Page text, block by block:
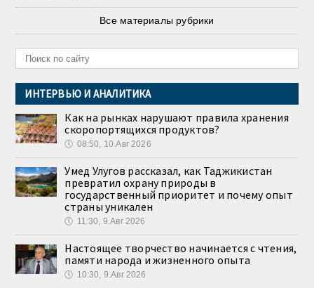
Все материалы рубрики
ИНТЕРВЬЮ И АНАЛИТИКА
Как на рынках нарушают правила хранения
скоропортящихся продуктов?
🕔 08:50, 10.Авг 2026
Умед Улугов рассказал, как Таджикистан
превратил охрану природы в
государственный приоритет и почему опыт
страны уникален
🕔 11:30, 9.Авг 2026
Настоящее творчество начинается с чтения,
памяти народа и жизненного опыта
🕔 10:30, 9.Авг 2026